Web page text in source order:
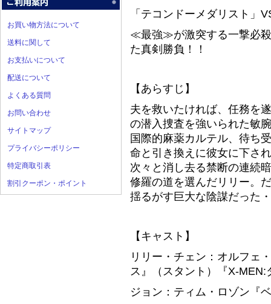
お買い物方法について
送料に関して
お支払いについて
配送について
よくある質問
お問い合わせ
サイトマップ
プライバシーポリシー
特定商取引表
割引クーポン・ポイント
「テコンドーメダリスト」
≪最強≫が激突する一撃必
た真剣勝負！！
【あらすじ】
夫を救いたければ、任務を
の潜入捜査を強いられた敏
国際的麻薬カルテル、待ち
命と引き換えに彼女に下さ
次々と消し去る禁断の連続
修羅の道を選んだリリー。
揺るがす巨大な陰謀だった
【キャスト】
リリー・チェン：オルフェ
ス』（スタント）『X-
ジョン：ティム・ロゾン『